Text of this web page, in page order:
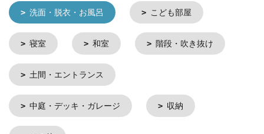
洗面・脱衣・お風呂 こども部屋
寝室 和室 階段・吹き抜け
土間・エントランス
中庭・デッキ・ガレージ 収納